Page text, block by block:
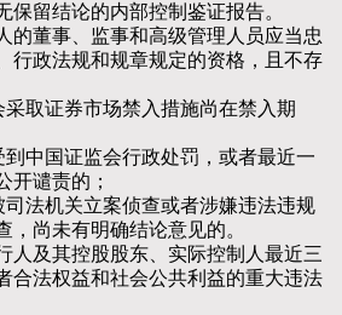
保留结论的内部控制鉴证报告。
事、监事和高级管理人员应当忠
行政法规和规章规定的资格，且不存
取证券市场禁入措施尚在禁入期
中国证监会行政处罚，或者最近一
开谴责的；
法机关立案侦查或者涉嫌违法违规
，尚未有明确结论意见的。
其控股股东、实际控制人最近三
合法权益和社会公共利益的重大违法